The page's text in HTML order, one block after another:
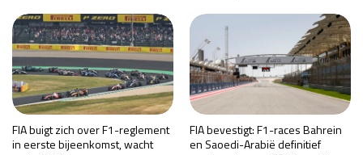
FIA buigt zich over F1-reglement
in eerste bijeenkomst, wacht
FIA bevestigt: F1-races Bahrein
en Saoedi-Arabië definitief